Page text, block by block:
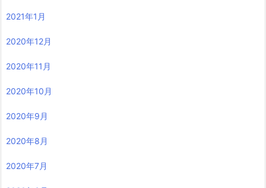
2021年1月
2020年12月
2020年11月
2020年10月
2020年9月
2020年8月
2020年7月